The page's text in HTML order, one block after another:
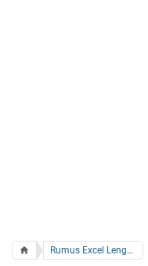
Rumus Excel Lengkap dan Contohnya